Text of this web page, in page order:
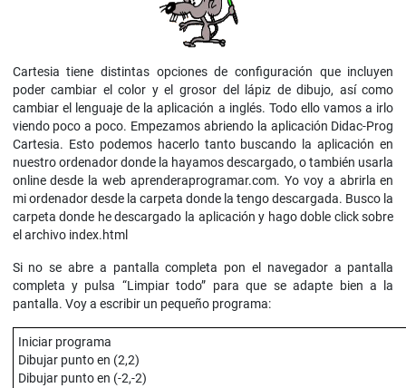
Cartesia tiene distintas opciones de configuración que incluyen
poder cambiar el color y el grosor del lápiz de dibujo, así como
cambiar el lenguaje de la aplicación a inglés. Todo ello vamos a irlo
viendo poco a poco. Empezamos abriendo la aplicación Didac-Prog
Cartesia. Esto podemos hacerlo tanto buscando la aplicación en
nuestro ordenador donde la hayamos descargado, o también usarla
online desde la web aprenderaprogramar.com. Yo voy a abrirla en
mi ordenador desde la carpeta donde la tengo descargada. Busco la
carpeta donde he descargado la aplicación y hago doble click sobre
el archivo index.html
Si no se abre a pantalla completa pon el navegador a pantalla
completa y pulsa “Limpiar todo” para que se adapte bien a la
pantalla. Voy a escribir un pequeño programa:
Iniciar programa
Dibujar punto en (2,2)
Dibujar punto en (-2,-2)